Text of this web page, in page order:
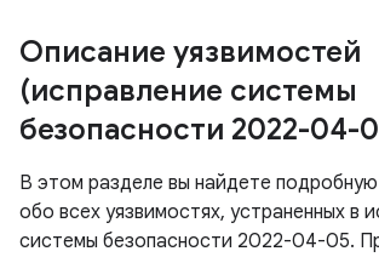
Описание уязвимостей
(исправление системы
безопасности 2022-04-
В этом разделе вы найдете
обо всех уязвимостях, устраненных в
системы безопасности 2022-04-05.